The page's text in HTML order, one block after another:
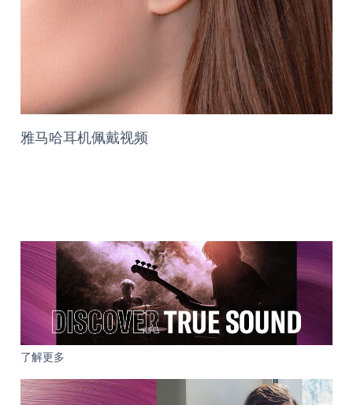
雅马哈耳机佩戴视频
了解更多